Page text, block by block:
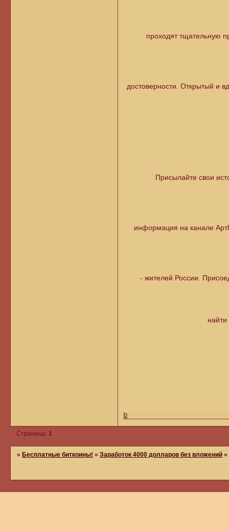
проходят тщательную
достоверности. Открытый и
Присылайте свои
информация на канале
- жителей России.
0
Страница: 1
» Бесплатные биткоины! »Заработок 4000 долларов без вложений »